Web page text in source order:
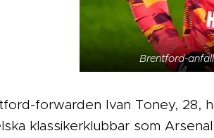
Brentford-
forwarden Ivan Toney, 28,
klassikerklubbar som